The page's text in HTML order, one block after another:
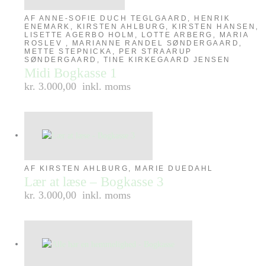
AF ANNE-SOFIE DUCH TEGLGAARD, HENRIK
ENEMARK, KIRSTEN AHLBURG, KIRSTEN HANSEN,
LISETTE AGERBO HOLM, LOTTE ARBERG, MARIA
ROSLEV , MARIANNE RANDEL SØNDERGAARD,
METTE STEPNICKA, PER STRAARUP
SØNDERGAARD, TINE KIRKEGAARD JENSEN
Midi Bogkasse 1
kr. 3.000,00 inkl. moms
AF KIRSTEN AHLBURG, MARIE DUEDAHL
Lær at læse – Bogkasse 3
kr. 3.000,00 inkl. moms